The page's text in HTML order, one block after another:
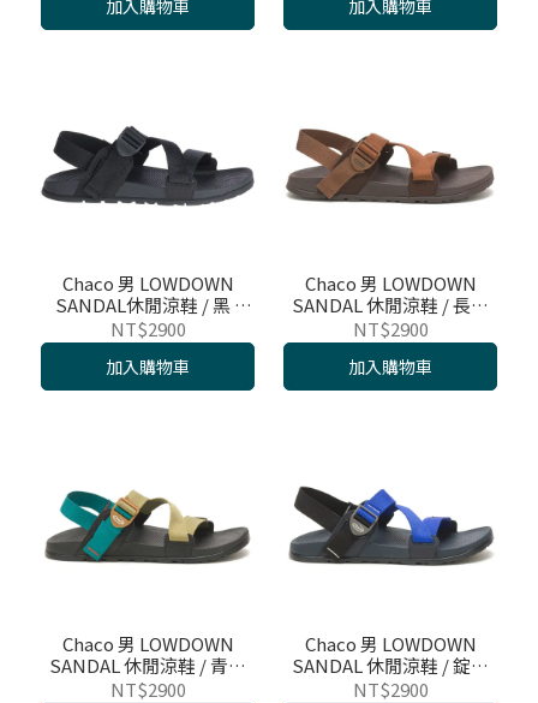
加入購物車 加入購物車
Chaco 男 LOWDOWN
SANDAL休閒涼鞋 / 黑 /
CH-LAM01H405
NT$2900
加入購物車
Chaco 男 LOWDOWN
SANDAL 休閒涼鞋 / 長袍
僧人 / CH-LAM01HI27
NT$2900
加入購物車
Chaco 男 LOWDOWN
SANDAL 休閒涼鞋 / 青綠
酪梨 / CH-LAM01HJ13
NT$2900
Chaco 男 LOWDOWN
SANDAL 休閒涼鞋 / 錠藍
海軍 / CH-LAM01HJ35
NT$2900